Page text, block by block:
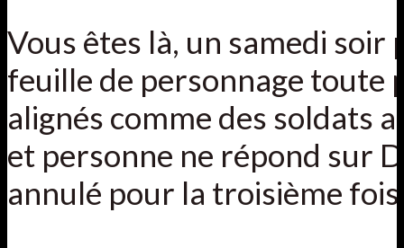
Vous êtes là, un samedi
feuille de personnage toute
alignés comme des soldats
et personne ne répond sur
annulé pour la troisième